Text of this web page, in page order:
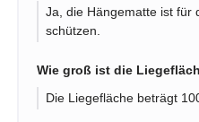
Ja, die Hängematte ist für
schützen.
Wie groß ist die
Die Liegefläche beträgt